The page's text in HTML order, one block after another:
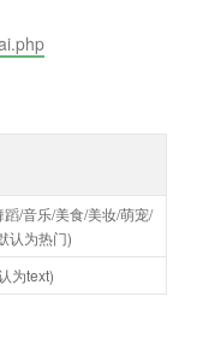
/音乐/美食/美妆/萌宠/
认为热门)
为text)